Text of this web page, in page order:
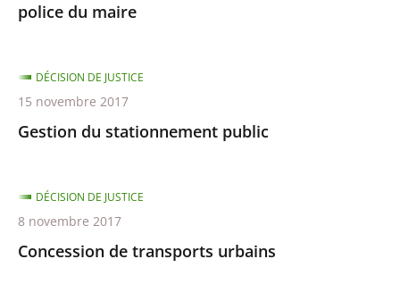
police du maire
Gestion du stationnement public
DÉCISION DE JUSTICE
15 novembre 2017
Concession de transports urbains
DÉCISION DE JUSTICE
8 novembre 2017